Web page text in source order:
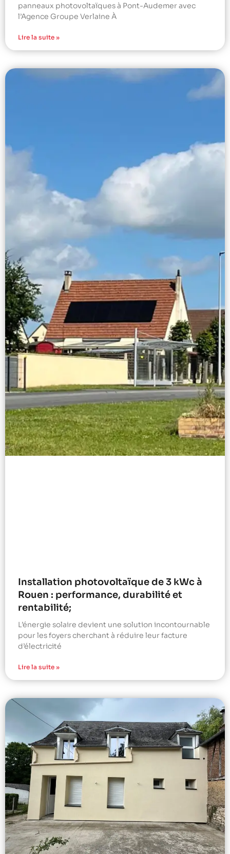
panneaux photovoltaïques à Pont-Audemer avec
l’Agence Groupe Verlaine À
Lire la suite »
Installation photovoltaïque de 3 kWc à
Rouen : performance, durabilité et
rentabilité;
L’énergie solaire devient une solution incontournable
pour les foyers cherchant à réduire leur facture
d’électricité
Lire la suite »